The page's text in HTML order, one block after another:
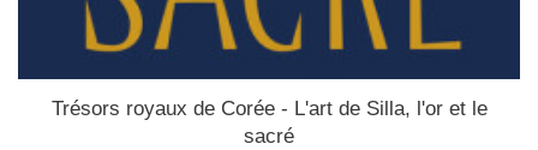
Trésors royaux de Corée - L'art de Silla, l'or et le
sacré